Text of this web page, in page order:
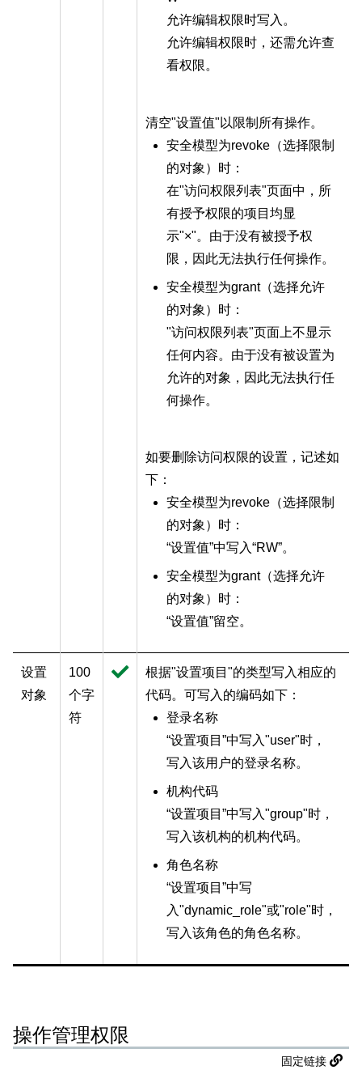
允许编辑权限时写入。
允许编辑权限时，还需允许查
看权限。
清空"设置值"以限制所有操作。
安全模型为revoke（选择限制
的对象）时：
在"访问权限列表"页面中，所
有授予权限的项目均显
示"×"。由于没有被授予权
限，因此无法执行任何操作。
安全模型为grant（选择允许
的对象）时：
"访问权限列表"页面上不显示
任何内容。由于没有被设置为
允许的对象，因此无法执行任
何操作。
如要删除访问权限的设置，记述如
下：
安全模型为revoke（选择限制
的对象）时：
“设置值”中写入“RW”。
安全模型为grant（选择允许
的对象）时：
“设置值”留空。
设置
对象
100
个字
符
根据"设置项目"的类型写入相应的
代码。可写入的编码如下：
登录名称
“设置项目”中写入"user"时，
写入该用户的登录名称。
机构代码
“设置项目”中写入"group"时，
写入该机构的机构代码。
角色名称
“设置项目”中写
入"dynamic_role"或"role"时，
写入该角色的角色名称。
操作管理权限
固定链接